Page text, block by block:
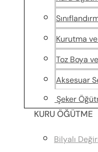
Kurutma
Toz Boya
Aksesuar
Şeker
KURU ÖĞÜTME
Bilyalı